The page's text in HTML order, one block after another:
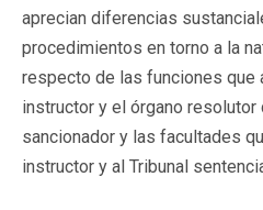
aprecian diferencias
procedimientos en torno a la
respecto de las funciones que
instructor y el órgano
sancionador y las facultades
instructor y al Tribunal